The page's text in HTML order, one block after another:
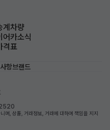
계차량
어카소식
격표
항브랜드
며, 상품, 거래정보, 거래에 대하여 책임을 지지